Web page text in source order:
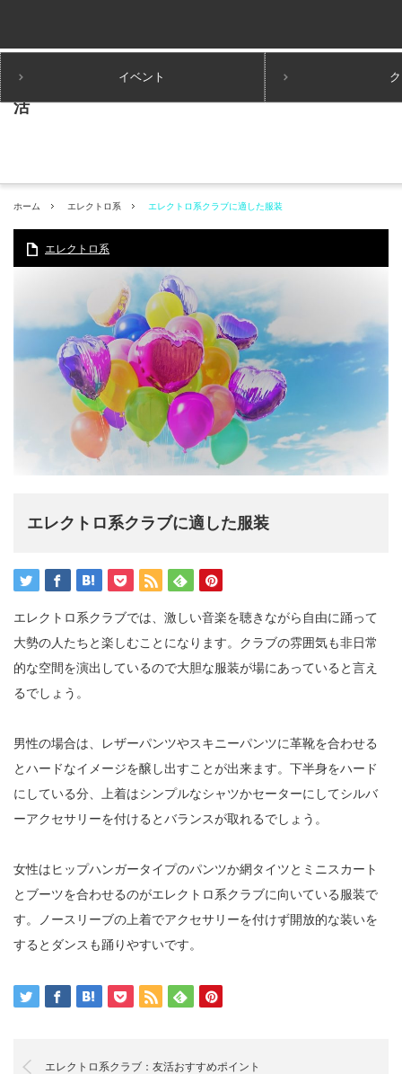
イベント
ホーム エレクトロ系 エレクトロ系クラブに適した服装
エレクトロ系
エレクトロ系クラブに適した服装
エレクトロ系クラブでは、激しい音楽を聴きながら自由に踊って
大勢の人たちと楽しむことになります。クラブの雰囲気も非日常
的な空間を演出しているので大胆な服装が場にあっていると言え
るでしょう。
男性の場合は、レザーパンツやスキニーパンツに革靴を合わせる
とハードなイメージを醸し出すことが出来ます。下半身をハード
にしている分、上着はシンプルなシャツかセーターにしてシルバ
ーアクセサリーを付けるとバランスが取れるでしょう。
女性はヒップハンガータイプのパンツか網タイツとミニスカート
とブーツを合わせるのがエレクトロ系クラブに向いている服装で
す。ノースリーブの上着でアクセサリーを付けず開放的な装いを
するとダンスも踊りやすいです。
エレクトロ系クラブ：友活おすすめポイント